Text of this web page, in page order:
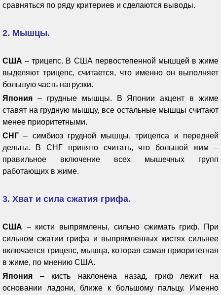
сравняться по ряду критериев и сделаются выводы.
2. Мышцы.
США – трицепс. В США первостепенной мышцей в жиме
выделяют трицепс, считается, что именно он выполняет
большую часть нагрузки.
Япония – грудные мышцы. В Японии акцент в жиме
ставят на грудную мышцу, все остальные мышцы считают
менее приоритетными.
СНГ – симбиоз грудной мышцы, трицепса и передней
дельты. В СНГ принято считать, что большой жим –
правильное включение всех мышечных групп
работающих в жиме.
3. Хват и сила сжатия грифа.
США – кисти выпрямлены, сильно сжимать гриф. При
сильном сжатии грифа и выпрямленных кистях сильнее
включается трицепс, мышца, которая самая приоритетная
в жиме, по мнению США.
Япония – кисть наклонена назад, гриф лежит на
основании ладони, ближе к большому пальцу. Именно